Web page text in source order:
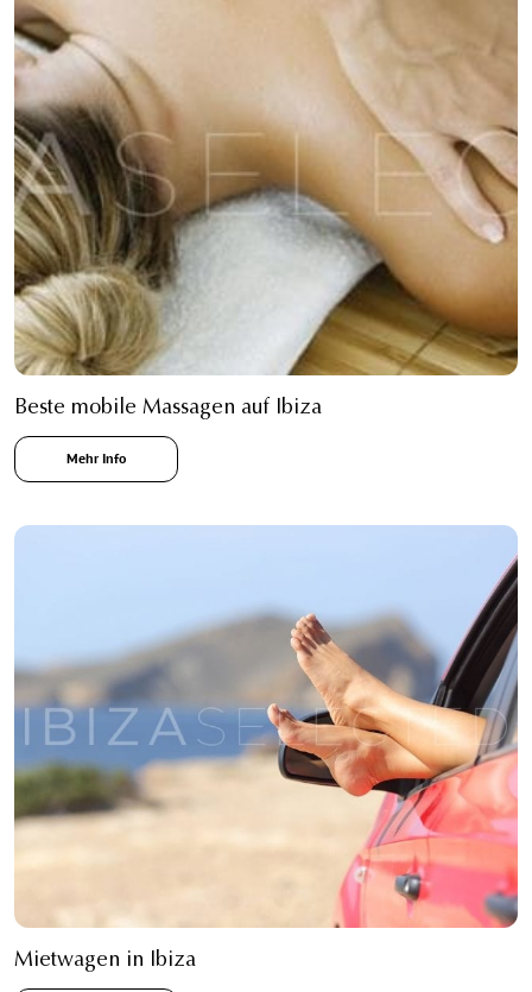
Beste mobile Massagen auf Ibiza
Mehr Info
Mietwagen in Ibiza